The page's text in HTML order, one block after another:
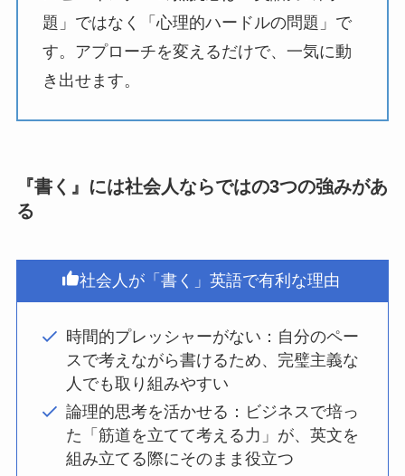
題」ではなく「心理的ハードルの問題」で
す。アプローチを変えるだけで、一気に動
き出せます。
『書く』には社会人ならではの3つの強みがあ
る
社会人が「書く」英語で有利な理由
時間的プレッシャーがない：自分のペー
スで考えながら書けるため、完璧主義な
人でも取り組みやすい
論理的思考を活かせる：ビジネスで培っ
た「筋道を立てて考える力」が、英文を
組み立てる際にそのまま役立つ